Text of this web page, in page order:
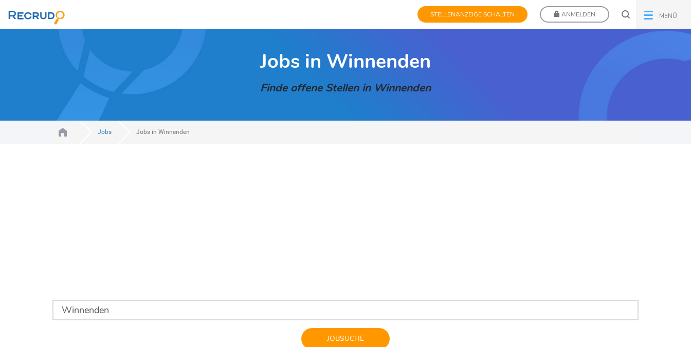
STELLENANZEIGE SCHALTEN ANMELDEN MENÜ
Jobs in Winnenden
Finde offene Stellen in Winnenden
Jobs Jobs in Winnenden
JOBSUCHE